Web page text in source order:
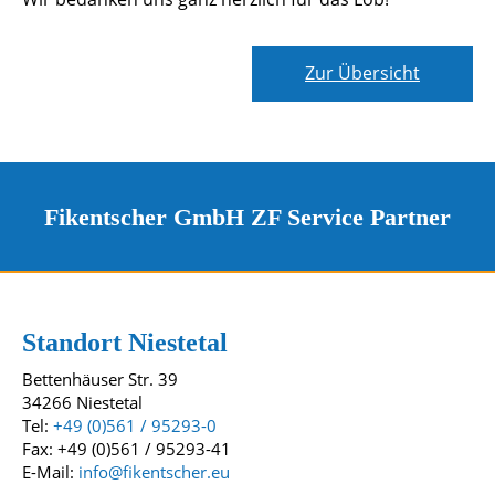
Zur Übersicht
Fikentscher GmbH ZF Service Partner
Standort Niestetal
Bettenhäuser Str. 39
34266 Niestetal
Tel: +49 (0)561 / 95293-0
Fax: +49 (0)561 / 95293-41
E-Mail: info@fikentscher.eu